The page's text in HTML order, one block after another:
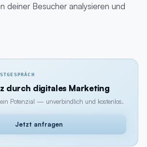
deiner Besucher analysieren und
durch digitales Marketing
Potenzial — unverbindlich und kostenlos.
Jetzt anfragen